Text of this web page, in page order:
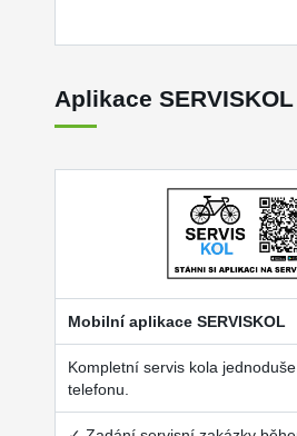
Aplikace SERVISKOL
Mobilní aplikace SERVISKOL
Kompletní servis kola
telefonu.